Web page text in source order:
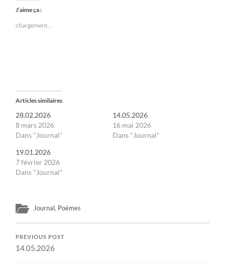
J’aime ça :
chargement…
Articles similaires
28.02.2026
8 mars 2026
Dans "Journal"
14.05.2026
16 mai 2026
Dans "Journal"
19.01.2026
7 février 2026
Dans "Journal"
Journal, Poèmes
PREVIOUS POST
14.05.2026